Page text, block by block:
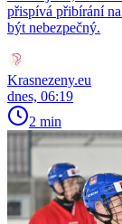
přispívá přibírání
být nebezpečný.
Krasnezeny.eu
dnes, 06:19
2 min